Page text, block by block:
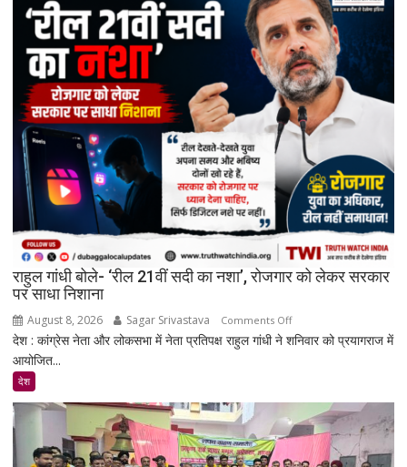
वापस
ले
सकती
है
सरकार:
रिकमेंडेशन
सिस्टम
और
पेड
प्रमोशन
से
जवाब
राहुल गांधी बोले- ‘रील 21वीं सदी का नशा’, रोजगार को लेकर सरकार
पर साधा निशाना
August 8, 2026 Sagar Srivastava Comments Offon
राहुल
21वीं
सदी
का
देश : कांग्रेस नेता और लोकसभा में नेता प्रतिपक्ष राहुल गांधी ने शनिवार को प्रयागराज में
आयोजित...
देश